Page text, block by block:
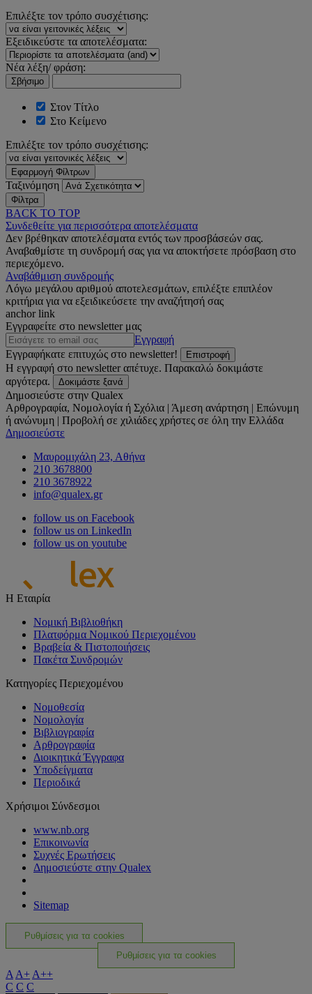
Επιλέξτε τον τρόπο συσχέτισης:
Εξειδικεύστε τα αποτελέσματα:
Νέα λέξη/ φράση:
Σβήσιμο
Στον Τίτλο
Στο Κείμενο
Επιλέξτε τον τρόπο συσχέτισης:
Εφαρμογή Φίλτρων
Ταξινόμηση
Φίλτρα
BACK TO TOP
Συνδεθείτε για περισσότερα αποτελέσματα
Δεν βρέθηκαν αποτελέσματα εντός των προσβάσεών σας.
Αναβαθμίστε τη συνδρομή σας για να αποκτήσετε πρόσβαση στο
περιεχόμενο.
Αναβάθμιση συνδρομής
Λόγω μεγάλου αριθμού αποτελεσμάτων, επιλέξτε επιπλέον
κριτήρια για να εξειδικεύσετε την αναζήτησή σας
anchor link
Εγγραφείτε στο newsletter μας
Εγγραφή
Εγγραφήκατε επιτυχώς στο newsletter!
Επιστροφή
Η εγγραφή στο newsletter απέτυχε. Παρακαλώ δοκιμάστε
αργότερα.
Δοκιμάστε ξανά
Δημοσιεύστε στην Qualex
Αρθρογραφία, Νομολογία ή Σχόλια | Άμεση ανάρτηση | Επώνυμη
ή ανώνυμη | Προβολή σε χιλιάδες χρήστες σε όλη την Ελλάδα
Δημοσιεύστε
Μαυρομιχάλη 23, Αθήνα
210 3678800
210 3678922
info@qualex.gr
follow us on Facebook
follow us on LinkedIn
follow us on youtube
Η Εταιρία
Νομική Βιβλιοθήκη
Πλατφόρμα Νομικού Περιεχομένου
Βραβεία & Πιστοποιήσεις
Πακέτα Συνδρομών
Κατηγορίες Περιεχομένου
Νομοθεσία
Νομολογία
Βιβλιογραφία
Αρθρογραφία
Διοικητικά Έγγραφα
Υποδείγματα
Περιοδικά
Χρήσιμοι Σύνδεσμοι
www.nb.org
Επικοινωνία
Συχνές Ερωτήσεις
Δημοσιεύστε στην Qualex
Sitemap
Ρυθμίσεις για τα cookies
Ρυθμίσεις για τα cookies
A A+ A++
C C C